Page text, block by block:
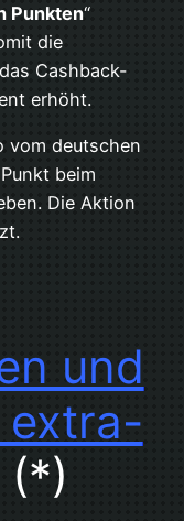
Punkten“
die
Cashback-
erhöht.
vom deutschen
beim
Die Aktion
und
extra-
(*)